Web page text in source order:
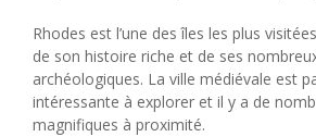
Rhodes est l’une des îles les plus
de son histoire riche et de ses
archéologiques. La ville médiévale est
intéressante à explorer et il y a de
magnifiques à proximité.